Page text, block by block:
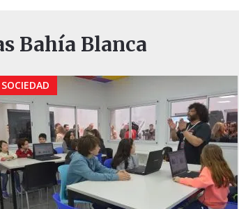
Bahía Blanca
SOCIEDAD